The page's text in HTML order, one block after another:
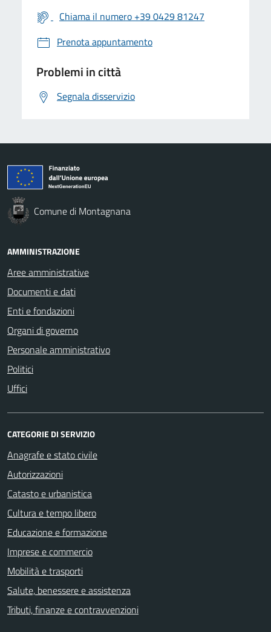
Chiama il numero +39 0429 81247
Prenota appuntamento
Problemi in città
Segnala disservizio
Comune di Montagnana
AMMINISTRAZIONE
Aree amministrative
Documenti e dati
Enti e fondazioni
Organi di governo
Personale amministrativo
Politici
Uffici
CATEGORIE DI SERVIZIO
Anagrafe e stato civile
Autorizzazioni
Catasto e urbanistica
Cultura e tempo libero
Educazione e formazione
Imprese e commercio
Mobilità e trasporti
Salute, benessere e assistenza
Tributi, finanze e contravvenzioni